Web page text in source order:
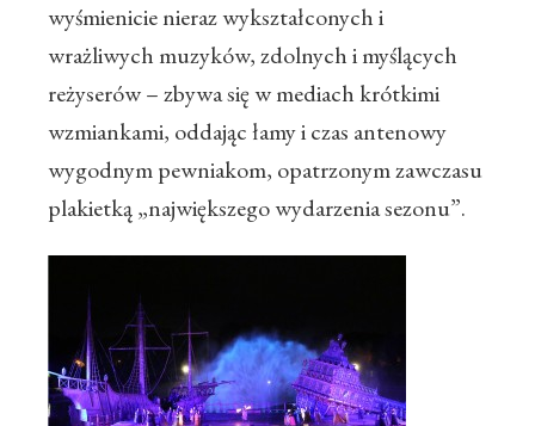
wyśmienicie nieraz wykształconych i
wrażliwych muzyków, zdolnych i myślących
reżyserów – zbywa się w mediach krótkimi
wzmiankami, oddając łamy i czas antenowy
wygodnym pewniakom, opatrzonym zawczasu
plakietką „największego wydarzenia sezonu”.